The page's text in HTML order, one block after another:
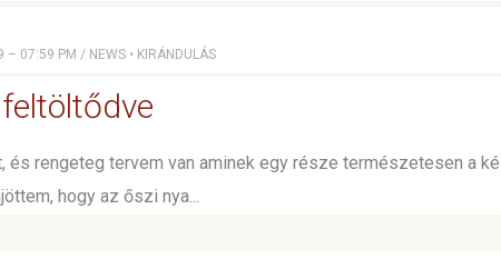
– 07:59 PM / NEWS • KIRÁNDULÁS
és rengeteg tervem van aminek egy része természetesen a
hogy az őszi nya...